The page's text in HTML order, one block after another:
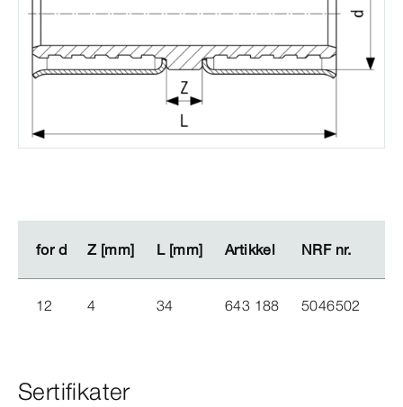
for d Z [mm] L [mm] Artikkel NRF nr.
for d Z [mm] L [mm] Artikkel NRF nr.
12 4 34 643 188 5046502
Sertifikater